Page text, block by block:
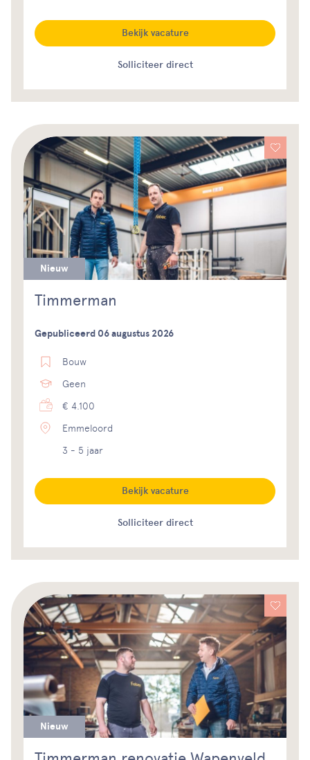
Solliciteer direct
Bekijk vacature
Nieuw
Timmerman
Gepubliceerd 06 augustus 2026
Bouw
Geen
€ 4.100
Emmeloord
3 - 5 jaar
Solliciteer direct
Bekijk vacature
Nieuw